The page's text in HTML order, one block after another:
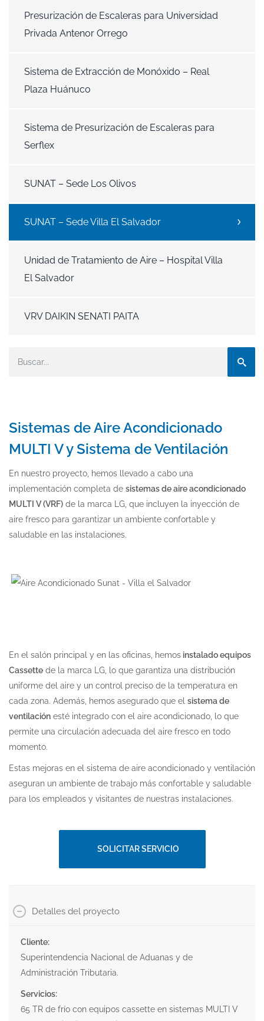
Presurización de Escaleras para Universidad
Privada Antenor Orrego
Sistema de Extracción de Monóxido – Real
Plaza Huánuco
Sistema de Presurización de Escaleras para
Serflex
SUNAT – Sede Los Olivos
SUNAT – Sede Villa El Salvador
Unidad de Tratamiento de Aire – Hospital Villa
El Salvador
VRV DAIKIN SENATI PAITA
Sistemas de Aire Acondicionado
MULTI V y Sistema de Ventilación
En nuestro proyecto, hemos llevado a cabo una
implementación completa de sistemas de aire acondicionado
MULTI V (VRF) de la marca LG, que incluyen la inyección de
aire fresco para garantizar un ambiente confortable y
saludable en las instalaciones.
En el salón principal y en las oficinas, hemos instalado equipos
Cassette de la marca LG, lo que garantiza una distribución
uniforme del aire y un control preciso de la temperatura en
cada zona. Además, hemos asegurado que el sistema de
ventilación esté integrado con el aire acondicionado, lo que
permite una circulación adecuada del aire fresco en todo
momento.
Estas mejoras en el sistema de aire acondicionado y ventilación
aseguran un ambiente de trabajo más confortable y saludable
para los empleados y visitantes de nuestras instalaciones.
SOLICITAR SERVICIO
Detalles del proyecto
Cliente:
Superintendencia Nacional de Aduanas y de
Administración Tributaria.
Servicios:
65 TR de frío con equipos cassette en sistemas MULTI V